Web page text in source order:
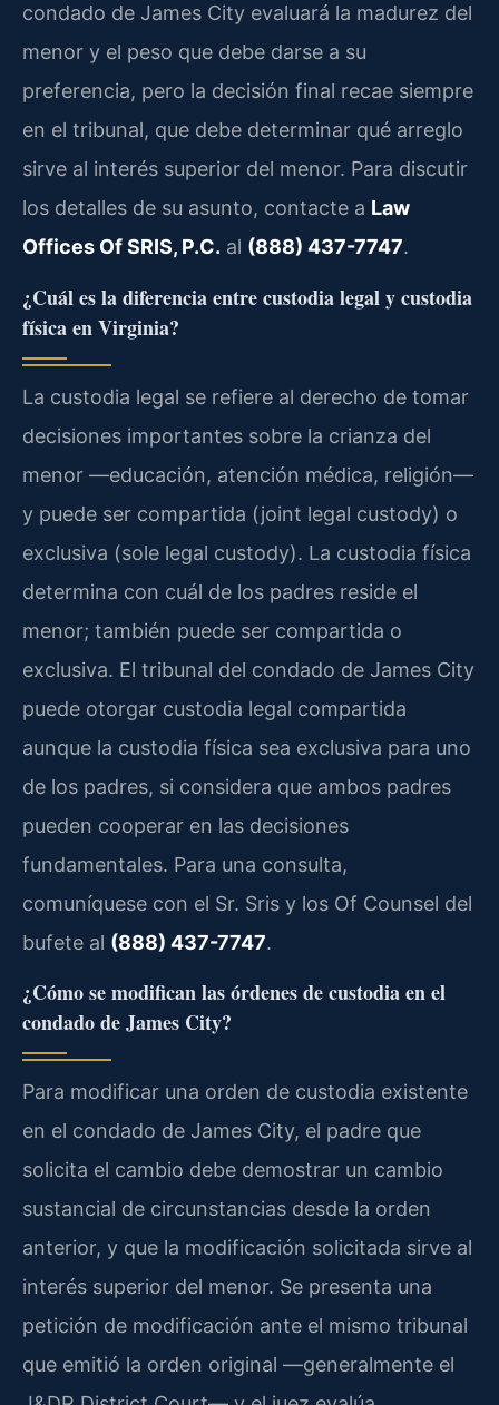
condado de James City evaluará la madurez del
menor y el peso que debe darse a su
preferencia, pero la decisión final recae siempre
en el tribunal, que debe determinar qué arreglo
sirve al interés superior del menor. Para discutir
los detalles de su asunto, contacte a Law
Offices Of SRIS, P.C. al (888) 437-7747.
¿Cuál es la diferencia entre custodia legal y custodia
física en Virginia?
La custodia legal se refiere al derecho de tomar
decisiones importantes sobre la crianza del
menor —educación, atención médica, religión—
y puede ser compartida (joint legal custody) o
exclusiva (sole legal custody). La custodia física
determina con cuál de los padres reside el
menor; también puede ser compartida o
exclusiva. El tribunal del condado de James City
puede otorgar custodia legal compartida
aunque la custodia física sea exclusiva para uno
de los padres, si considera que ambos padres
pueden cooperar en las decisiones
fundamentales. Para una consulta,
comuníquese con el Sr. Sris y los Of Counsel del
bufete al (888) 437-7747.
¿Cómo se modifican las órdenes de custodia en el
condado de James City?
Para modificar una orden de custodia existente
en el condado de James City, el padre que
solicita el cambio debe demostrar un cambio
sustancial de circunstancias desde la orden
anterior, y que la modificación solicitada sirve al
interés superior del menor. Se presenta una
petición de modificación ante el mismo tribunal
que emitió la orden original —generalmente el